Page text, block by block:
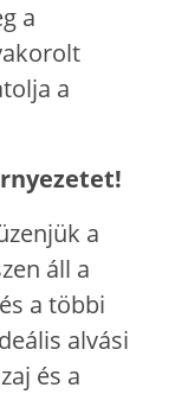
a
a
a
áll a
a többi
alvási
és a